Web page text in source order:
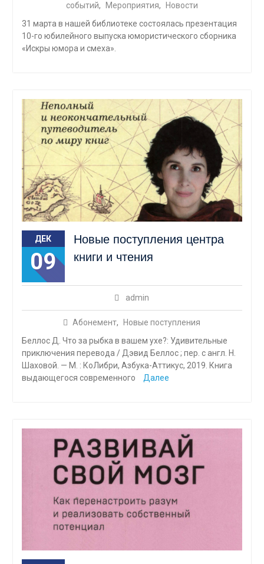
событий, Мероприятия,
Новости
31 марта в нашей библиотеке состоялась презентация
10-го юбилейного выпуска юмористического сборника
«Искры юмора и смеха».
ДЕК
09
Новые поступления центра
книги и чтения
admin
Абонемент,
Новые поступления
Беллос Д. Что за рыбка в вашем ухе?: Удивительные
приключения перевода / Дэвид Беллос ; пер. с англ. Н.
Шаховой. — М. : КоЛибри, Азбука-Аттикус, 2019. Книга
выдающегося современного
Далее